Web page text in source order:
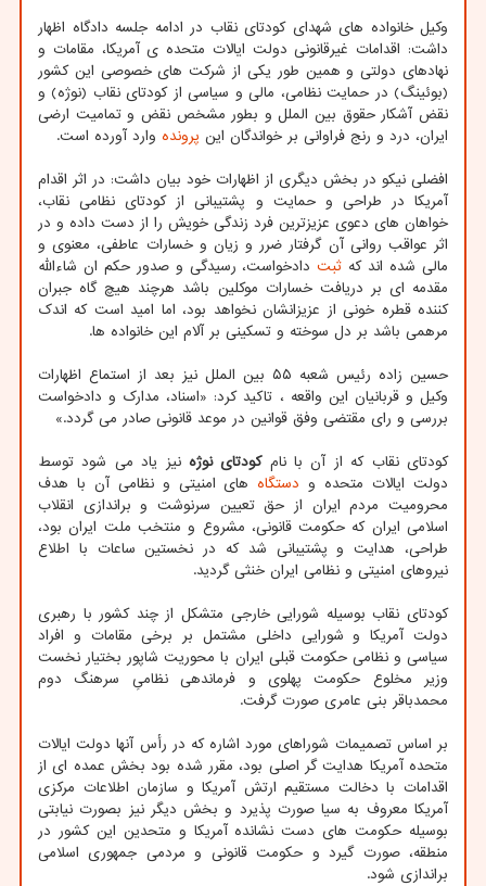
وکیل خانواده های شهدای کودتای نقاب در ادامه جلسه دادگاه اظهار
داشت: اقدامات غیرقانونی دولت ایالات متحده ی آمریکا، مقامات و
نهادهای دولتی و همین طور یکی از شرکت های خصوصی این کشور
(بوئینگ) در حمایت نظامی، مالی و سیاسی از کودتای نقاب (نوژه) و
نقض آشکار حقوق بین الملل و بطور مشخص نقض و تمامیت ارضی
ایران، درد و رنج فراوانی بر خواندگان این پرونده وارد آورده است.
افضلی نیکو در بخش دیگری از اظهارات خود بیان داشت: در اثر اقدام
آمریکا در طراحی و حمایت و پشتیبانی از کودتای نظامی نقاب،
خواهان های دعوی عزیزترین فرد زندگی خویش را از دست داده و در
اثر عواقب روانی آن گرفتار ضرر و زیان و خسارات عاطفی، معنوی و
مالی شده اند که ثبتدادخواست، رسیدگی و صدور حکم ان شاءالله
مقدمه ای بر دریافت خسارات موکلین باشد هرچند هیچ گاه جبران
کننده قطره خونی از عزیزانشان نخواهد بود، اما امید است که اندک
مرهمی باشد بر دل سوخته و تسکینی بر آلام این خانواده ها.
حسین زاده رئیس شعبه ۵۵ بین الملل نیز بعد از استماع اظهارات
وکیل و قربانیان این واقعه ‏، تاکید کرد: «اسناد‎، مدارک و دادخواست
بررسی و رای مقتضی وفق قوانین در موعد قانونی صادر می گردد.»
کودتای نقاب که از آن با نامکودتای نوژه نیز یاد می شود توسط
دولت ایالات متحده و دستگاه های امنیتی و نظامی آن با هدف
محرومیت مردم ایران از حق تعیین سرنوشت و براندازی انقلاب
اسلامی ایران که حکومت قانونی، مشروع و منتخب ملت ایران بود،
طراحی، هدایت و پشتیبانی شد که در نخستین ساعات با اطلاع
نیروهای امنیتی و نظامی ایران خنثی گردید.
کودتای نقاب بوسیله شورایی خارجی متشکل از چند کشور با رهبری
دولت آمریکا و شورایی داخلی مشتمل بر برخی مقامات و افراد
سیاسی و نظامی حکومت قبلی ایران با محوریت شاپور بختیار نخست
وزیر مخلوع حکومت پهلوی و فرماندهی نظامیِ سرهنگ دوم
محمدباقر بنی عامری صورت گرفت.
بر اساس تصمیمات شوراهای مورد اشاره که در رأس آنها دولت ایالات
متحده آمریکا هدایت گر اصلی بود، مقرر شده بود بخش عمده ای از
اقدامات با دخالت مستقیم ارتش آمریکا و سازمان اطلاعات مرکزی
آمریکا معروف به سیا صورت پذیرد و بخش دیگر نیز بصورت نیابتی
بوسیله حکومت های دست نشانده آمریکا و متحدین این کشور در
منطقه، صورت گیرد و حکومت قانونی و مردمی جمهوری اسلامی
براندازی شود.